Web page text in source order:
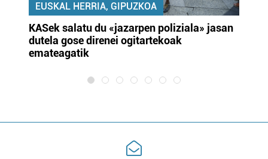
EUSKAL HERRIA, GIPUZKOA
KASek salatu du «jazarpen poliziala» jasan
dutela gose direnei ogitartekoak
emateagatik